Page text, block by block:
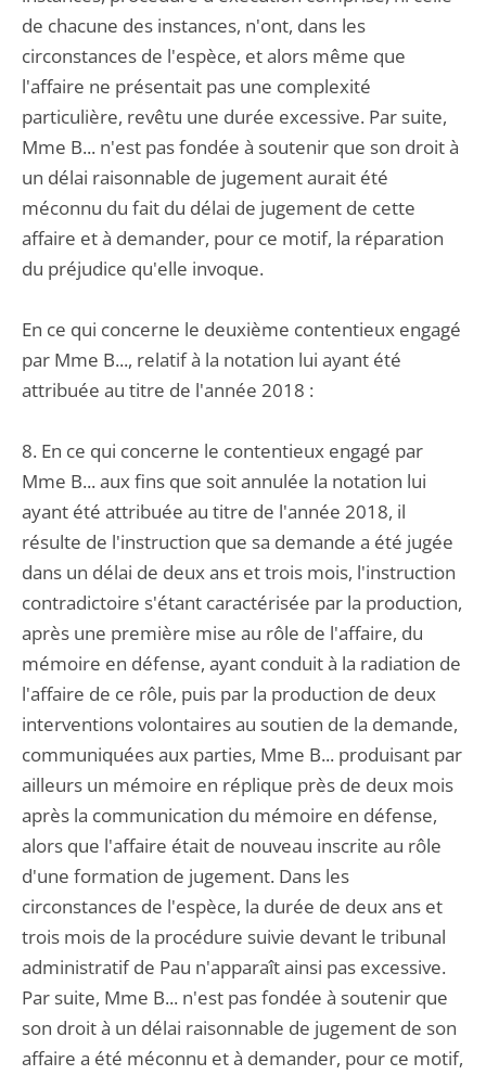
de chacune des instances, n'ont, dans les
circonstances de l'espèce, et alors même que
l'affaire ne présentait pas une complexité
particulière, revêtu une durée excessive. Par suite,
Mme B... n'est pas fondée à soutenir que son droit à
un délai raisonnable de jugement aurait été
méconnu du fait du délai de jugement de cette
affaire et à demander, pour ce motif, la réparation
du préjudice qu'elle invoque.
En ce qui concerne le deuxième contentieux engagé
par Mme B..., relatif à la notation lui ayant été
attribuée au titre de l'année 2018 :
8. En ce qui concerne le contentieux engagé par
Mme B... aux fins que soit annulée la notation lui
ayant été attribuée au titre de l'année 2018, il
résulte de l'instruction que sa demande a été jugée
dans un délai de deux ans et trois mois, l'instruction
contradictoire s'étant caractérisée par la production,
après une première mise au rôle de l'affaire, du
mémoire en défense, ayant conduit à la radiation de
l'affaire de ce rôle, puis par la production de deux
interventions volontaires au soutien de la demande,
communiquées aux parties, Mme B... produisant par
ailleurs un mémoire en réplique près de deux mois
après la communication du mémoire en défense,
alors que l'affaire était de nouveau inscrite au rôle
d'une formation de jugement. Dans les
circonstances de l'espèce, la durée de deux ans et
trois mois de la procédure suivie devant le tribunal
administratif de Pau n'apparaît ainsi pas excessive.
Par suite, Mme B... n'est pas fondée à soutenir que
son droit à un délai raisonnable de jugement de son
affaire a été méconnu et à demander, pour ce motif,